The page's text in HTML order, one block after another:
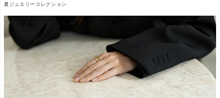
夏ジュエリーコレクション